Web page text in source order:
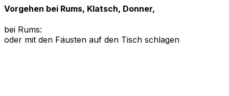
Vorgehen bei Rums, Klatsch, Donner,
bei Rums:
oder mit den Fäusten auf den Tisch schlagen